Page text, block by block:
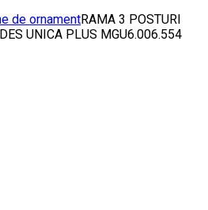
de ornamentRAMA 3 POSTURI
UNICA PLUS MGU6.006.554